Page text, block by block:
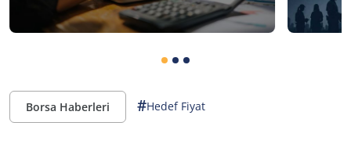
Borsa Haberleri #Hedef Fiyat